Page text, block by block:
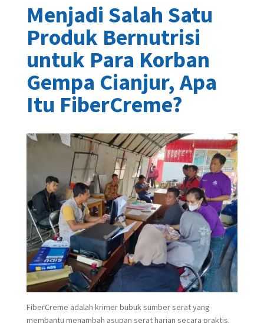
Menjadi Salah Satu
Produk Bernutrisi
untuk Para Korban
Gempa Cianjur, Apa
Itu FiberCreme?
FiberCreme adalah krimer bubuk sumber serat yang
membantu menambah asupan serat harian secara praktis.